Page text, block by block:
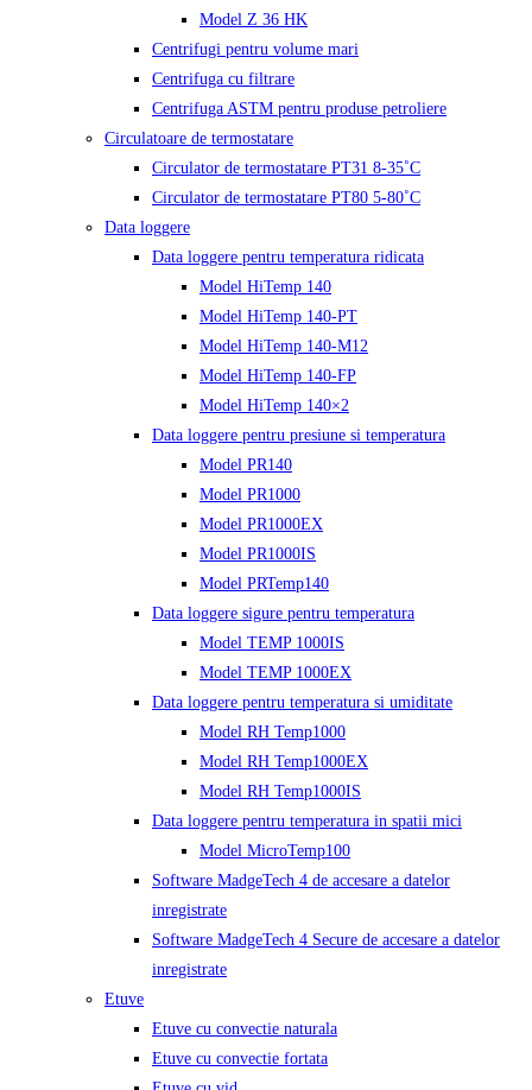
Model Z 36 HK
Centrifugi pentru volume mari
Centrifuga cu filtrare
Centrifuga ASTM pentru produse petroliere
Circulatoare de termostatare
Circulator de termostatare PT31 8-35˚C
Circulator de termostatare PT80 5-80˚C
Data loggere
Data loggere pentru temperatura ridicata
Model HiTemp 140
Model HiTemp 140-PT
Model HiTemp 140-M12
Model HiTemp 140-FP
Model HiTemp 140×2
Data loggere pentru presiune si temperatura
Model PR140
Model PR1000
Model PR1000EX
Model PR1000IS
Model PRTemp140
Data loggere sigure pentru temperatura
Model TEMP 1000IS
Model TEMP 1000EX
Data loggere pentru temperatura si umiditate
Model RH Temp1000
Model RH Temp1000EX
Model RH Temp1000IS
Data loggere pentru temperatura in spatii mici
Model MicroTemp100
Software MadgeTech 4 de accesare a datelor
inregistrate
Software MadgeTech 4 Secure de accesare a datelor
inregistrate
Etuve
Etuve cu convectie naturala
Etuve cu convectie fortata